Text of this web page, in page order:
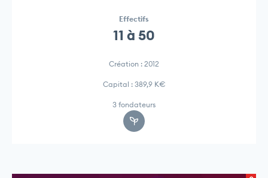
Effectifs
11 à 50
Création : 2012
Capital : 389,9 K€
3 fondateurs